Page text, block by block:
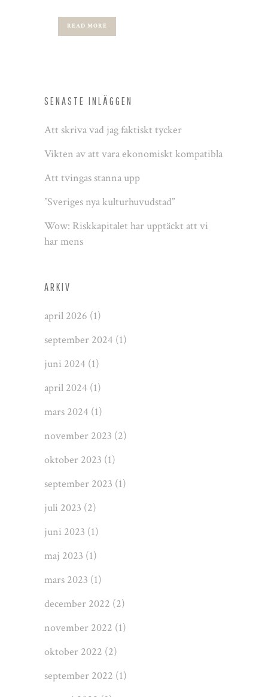
READ MORE
SENASTE INLÄGGEN
Att skriva vad jag faktiskt tycker
Vikten av att vara ekonomiskt kompatibla
Att tvingas stanna upp
”Sveriges nya kulturhuvudstad”
Wow: Riskkapitalet har upptäckt att vi
har mens
ARKIV
april 2026 (1)
september 2024 (1)
juni 2024 (1)
april 2024 (1)
mars 2024 (1)
november 2023 (2)
oktober 2023 (1)
september 2023 (1)
juli 2023 (2)
juni 2023 (1)
maj 2023 (1)
mars 2023 (1)
december 2022 (2)
november 2022 (1)
oktober 2022 (2)
september 2022 (1)